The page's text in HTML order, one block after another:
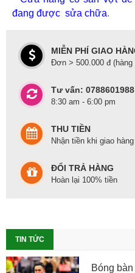
đang được sửa chữa.
MIỄN PHÍ GIAO
Đơn > 500.000 đ (hàng
Tư vấn: 0788601988
8:30 am - 6:00 pm
THU TIỀN
Nhận tiền khi giao hàng
ĐỔI TRẢ HÀNG
Hoàn lại 100% tiền
TIN TỨC
Bóng